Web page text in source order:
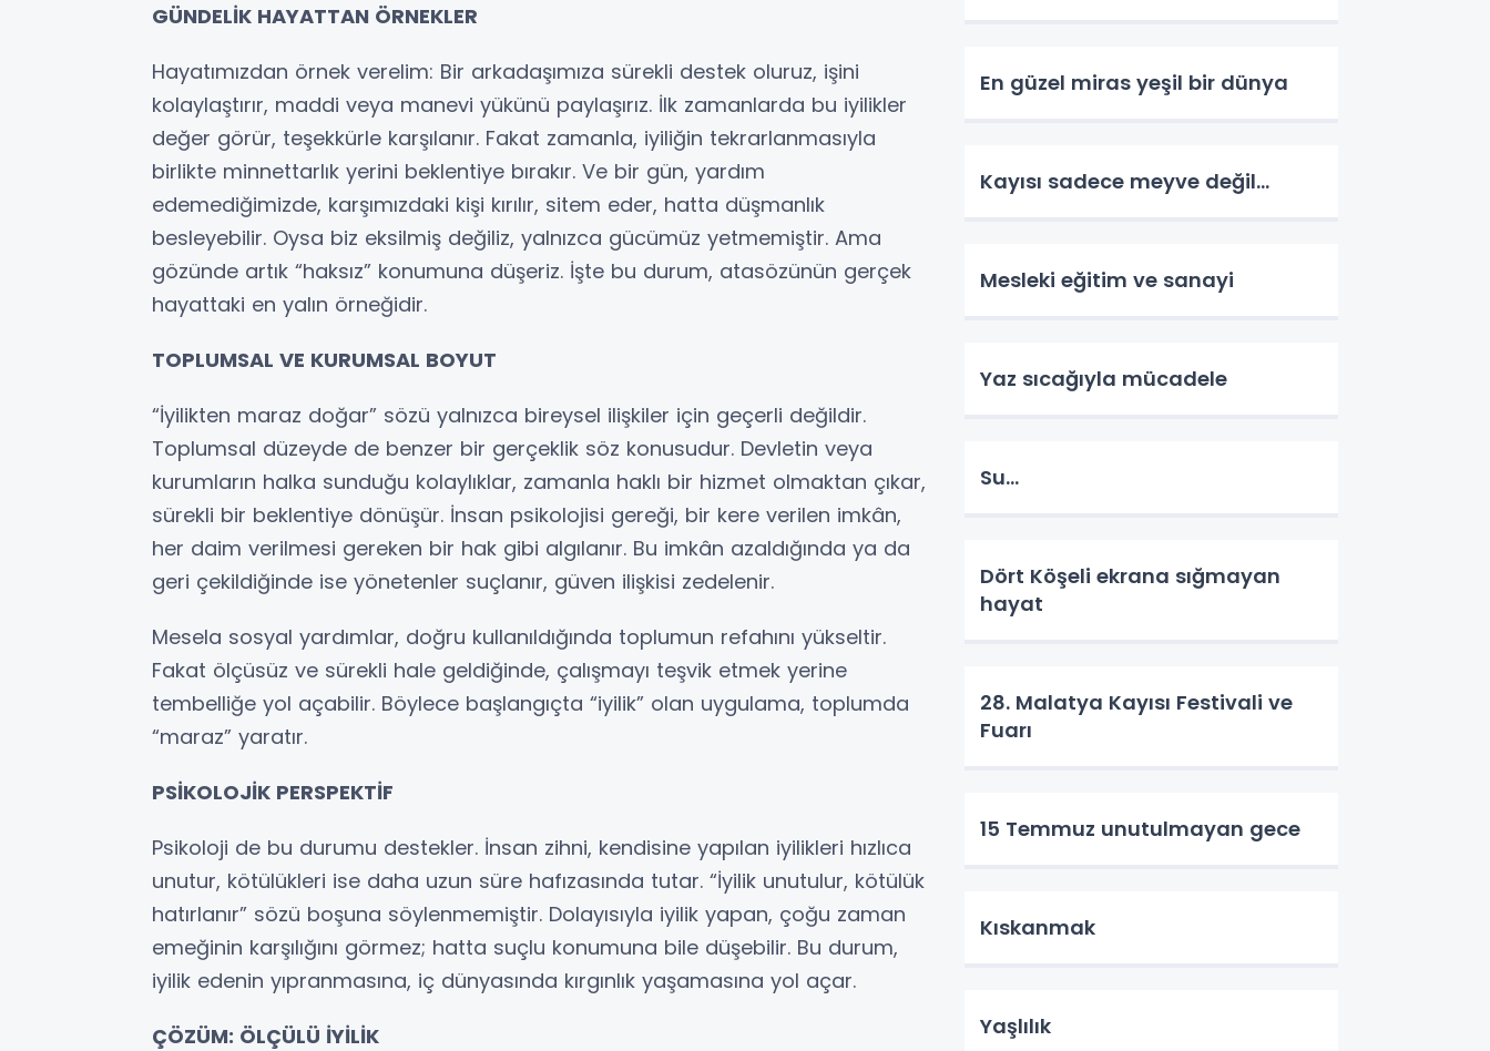
GÜNDELİK HAYATTAN ÖRNEKLER
Hayatımızdan örnek verelim: Bir arkadaşımıza sürekli destek oluruz, işini
kolaylaştırır, maddi veya manevi yükünü paylaşırız. İlk zamanlarda bu iyilikler
değer görür, teşekkürle karşılanır. Fakat zamanla, iyiliğin tekrarlanmasıyla
birlikte minnettarlık yerini beklentiye bırakır. Ve bir gün, yardım
edemediğimizde, karşımızdaki kişi kırılır, sitem eder, hatta düşmanlık
besleyebilir. Oysa biz eksilmiş değiliz, yalnızca gücümüz yetmemiştir. Ama
gözünde artık “haksız” konumuna düşeriz. İşte bu durum, atasözünün gerçek
hayattaki en yalın örneğidir.
TOPLUMSAL VE KURUMSAL BOYUT
“İyilikten maraz doğar” sözü yalnızca bireysel ilişkiler için geçerli değildir.
Toplumsal düzeyde de benzer bir gerçeklik söz konusudur. Devletin veya
kurumların halka sunduğu kolaylıklar, zamanla haklı bir hizmet olmaktan çıkar,
sürekli bir beklentiye dönüşür. İnsan psikolojisi gereği, bir kere verilen imkân,
her daim verilmesi gereken bir hak gibi algılanır. Bu imkân azaldığında ya da
geri çekildiğinde ise yönetenler suçlanır, güven ilişkisi zedelenir.
Mesela sosyal yardımlar, doğru kullanıldığında toplumun refahını yükseltir.
Fakat ölçüsüz ve sürekli hale geldiğinde, çalışmayı teşvik etmek yerine
tembelliğe yol açabilir. Böylece başlangıçta “iyilik” olan uygulama, toplumda
“maraz” yaratır.
PSİKOLOJİK PERSPEKTİF
Psikoloji de bu durumu destekler. İnsan zihni, kendisine yapılan iyilikleri hızlıca
unutur, kötülükleri ise daha uzun süre hafızasında tutar. “İyilik unutulur, kötülük
hatırlanır” sözü boşuna söylenmemiştir. Dolayısıyla iyilik yapan, çoğu zaman
emeğinin karşılığını görmez; hatta suçlu konumuna bile düşebilir. Bu durum,
iyilik edenin yıpranmasına, iç dünyasında kırgınlık yaşamasına yol açar.
ÇÖZÜM: ÖLÇÜLÜ İYİLİK
En güzel miras yeşil bir dünya
Kayısı sadece meyve değil…
Mesleki eğitim ve sanayi
Yaz sıcağıyla mücadele
Su…
Dört Köşeli ekrana sığmayan
hayat
28. Malatya Kayısı Festivali ve
Fuarı
15 Temmuz unutulmayan gece
Kıskanmak
Yaşlılık